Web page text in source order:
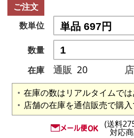
ご注文
数単位
数量
在庫
通販 20
在庫の数はリアルタイムでは
店舗の在庫を通信販売で購入
(送料
対応